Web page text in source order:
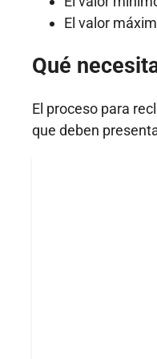
El valor
Qué
El proceso para
que deben